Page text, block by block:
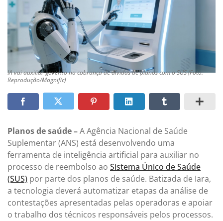
IA vai auxiliar governo na cobrança de dívidas de planos com o SUS (Foto:
Reprodução/Magnific)
Planos de saúde –A Agência Nacional de Saúde
Suplementar (ANS) está desenvolvendo uma
ferramenta de inteligência artificial para auxiliar no
processo de reembolso ao Sistema Único de Saúde
(SUS) por parte dos planos de saúde. Batizada de Iara,
a tecnologia deverá automatizar etapas da análise de
contestações apresentadas pelas operadoras e apoiar
o trabalho dos técnicos responsáveis pelos processos.